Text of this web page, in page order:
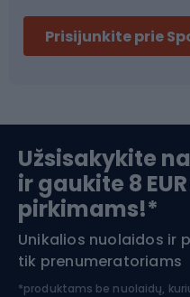
Slidinėjimas
Apranga žiemos
Šiaurietiškas ėjimas
Prisijunkite prie
Užsisakykite
ir gaukite 8
pirkimams!*
Unikalios nuolaidos ir
tik prenumeratoriams
*produktams be nuolaidų,